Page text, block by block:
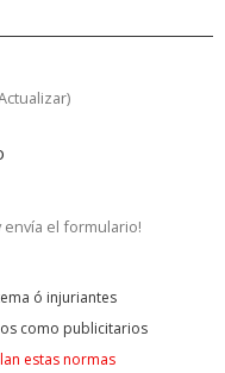
)
envía el formulario!
ó injuriantes
como publicitarios
estas normas